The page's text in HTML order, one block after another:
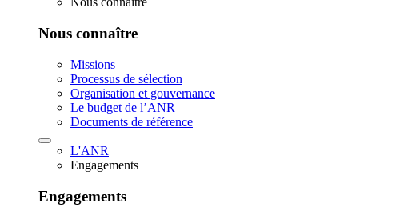
Nous connaître
Missions
Processus de sélection
Organisation et gouvernance
Le budget de l’ANR
Documents de référence
L'ANR
Engagements
Engagements